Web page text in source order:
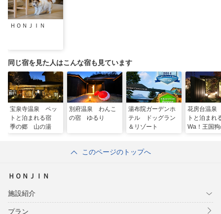
ＨＯＮＪＩＮ
同じ宿を見た人はこんな宿も見ています
宝泉寺温泉 ペッ
トと泊まれる宿
季の郷 山の湯
別府温泉 わんこ
の宿 ゆるり
湯布院ガーデンホ
テル ドッグラン
＆リゾート
花房台温
トと泊ま
Wa！王国
このページのトップへ
ＨＯＮＪＩＮ
施設紹介
プラン